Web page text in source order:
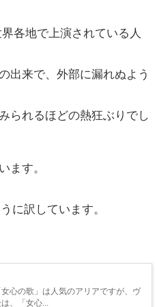
各地で上演されている人
出来で、外部に漏れぬよう
られるほどの熱狂ぶりでし
ます。
に訳しています。
心の歌」は人気のアリアですが、ヴ
、「女心...